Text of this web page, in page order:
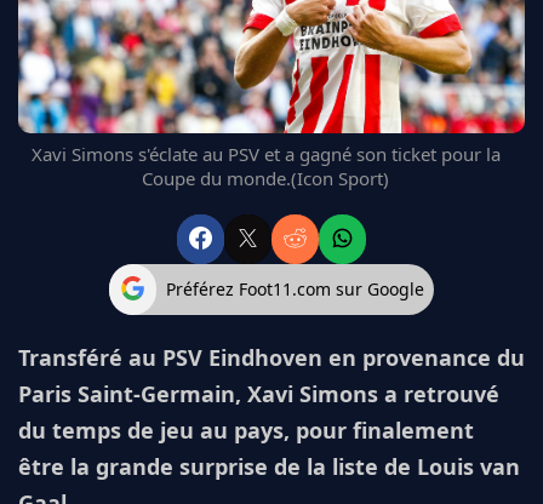
FC BARCELONE
MANCHESTER UNITED
CHELSEA
ARSENAL
BAYERN
L'AVIS DE LA RÉDAC'
Xavi Simons s'éclate au PSV et a gagné son ticket pour la
Coupe du monde.(Icon Sport)
Préférez Foot11.com sur Google
Transféré au PSV Eindhoven en provenance du
Paris Saint-Germain, Xavi Simons a retrouvé
du temps de jeu au pays, pour finalement
être la grande surprise de la liste de Louis van